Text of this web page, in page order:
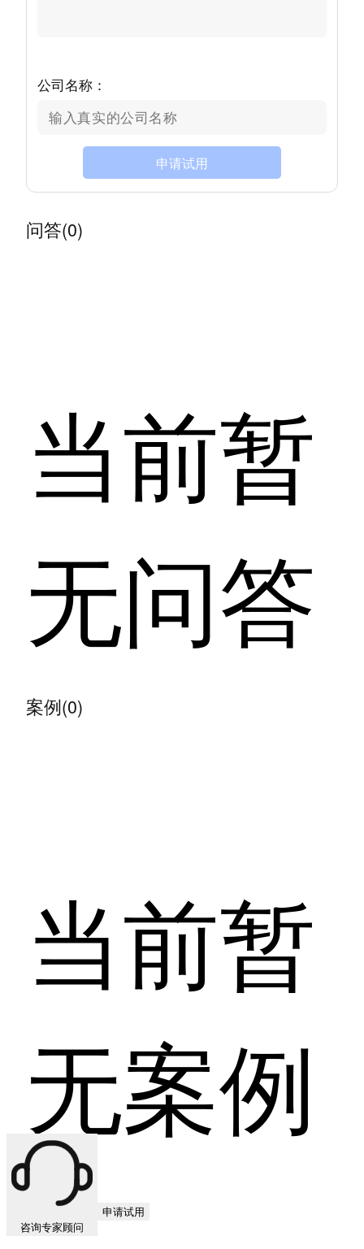
公司名称：
申请试用
问答(0)
当前暂
无问答
案例(0)
当前暂
无案例
咨询专家顾问
申请试用